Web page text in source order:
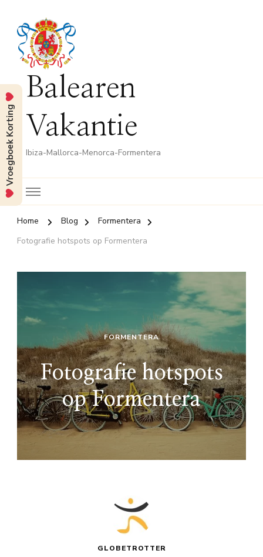
Balearen
Vakantie
Ibiza-Mallorca-Menorca-Formentera
Home Blog
Formentera
Fotografie hotspots op Formentera
FORMENTERA
Fotografie hotspots
op Formentera
GLOBETROTTER
Vroegboek Korting